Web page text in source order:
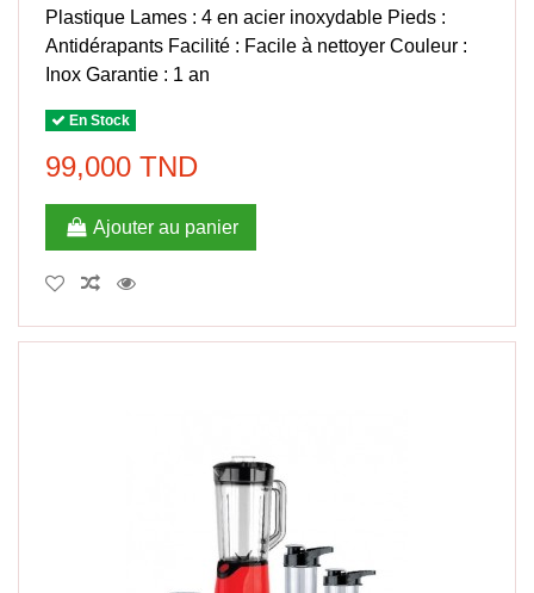
Plastique Lames : 4 en acier inoxydable Pieds :
Antidérapants Facilité : Facile à nettoyer Couleur :
Inox Garantie : 1 an
En Stock
99,000 TND
Ajouter au panier